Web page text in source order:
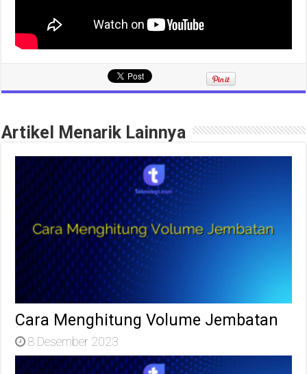
Artikel Menarik Lainnya
Cara Menghitung Volume Jembatan
8 Desember 2023